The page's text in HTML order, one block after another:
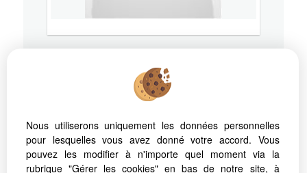
Mobile07 87 00 98 94
RSAC: - Ville du greffe:
Nous utiliserons uniquement les données personnelles
pour lesquelles vous avez donné votre accord. Vous
pouvez les modifier à n'importe quel moment via la
rubrique "Gérer les cookies" en bas de notre site, à